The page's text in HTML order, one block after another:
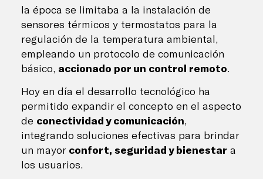
la época se limitaba a la instalación de
sensores térmicos y termostatos para la
regulación de la temperatura ambiental,
empleando un protocolo de comunicación
básico, accionado por un control remoto.
Hoy en día el desarrollo tecnológico ha
permitido expandir el concepto en el aspecto
de conectividad y comunicación,
integrando soluciones efectivas para brindar
un mayor confort, seguridad y bienestar a
los usuarios.